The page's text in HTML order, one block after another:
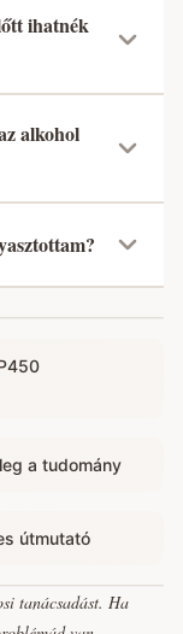
ihatnék
alkohol
a tudomány
útmutató
tanácsadást. Ha